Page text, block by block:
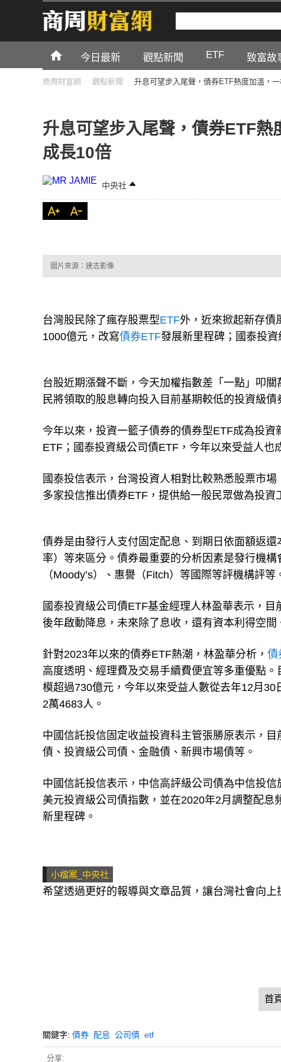
今日最新 觀點新聞 ETF 致富故
商周財富網 觀點新聞 升息可望步入尾聲，債券ETF熱度加溫，
升息可望步入尾聲，債券ETF熱
成長10倍
中央社
圖片來源：達志影像
台灣股民除了瘋存股票型ETF外，近來掀起新存債
1000億元，改寫債券ETF發展新里程碑；國泰投
台股近期漲聲不斷，今天加權指數差「一點」叩
民將領取的股息轉向投入目前基期較低的投資級債
今年以來，投資一籃子債券的債券型ETF成為投
ETF；國泰投資級公司債ETF，今年以來受益人也
國泰投信表示，台灣投資人相對比較熟悉股票市
多家投信推出債券ETF，提供給一般民眾做為投資
債券是由發行人支付固定配息、到期日依面額返
率）等來區分。債券最重要的分析因素是發行機
（Moody’s）、惠譽（Fitch）等國際等評機構評等
國泰投資級公司債ETF基金經理人林盈華表示，
後年啟動降息，未來除了息收，還有資本利得空間
針對2023年以來的債券ETF熱潮，林盈華分析， 債
高度透明、經理費及交易手續費便宜等多重優點
模超過730億元，今年以來受益人數從去年12月
2萬4683人。
中國信託投信固定收益投資科主管張勝原表示，
債、投資級公司債、金融債、新興市場債等。
中國信託投信表示，中信高評級公司債為中信投
美元投資級公司債指數，並在2020年2月調整配
新里程碑。
小檔案_中央社
希望透過更好的報導與文章品質，讓台灣社會向上
首
關鍵字: 債券 配息 公司債 etf
分享: